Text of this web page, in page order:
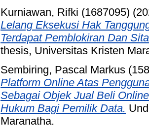
Kurniawan, Rifki (1687095)
Lelang Eksekusi Hak
Terdapat Pemblokiran Dan
thesis, Universitas Kristen
Sembiring, Pascal Markus
Platform Online Atas
Sebagai Objek Jual Beli
Hukum Bagi Pemilik Data.
Maranatha.